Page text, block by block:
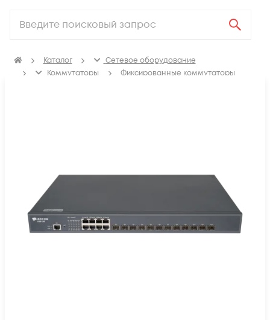
Каталог
Сетевое оборудование
Коммутаторы
Фиксированные коммутаторы